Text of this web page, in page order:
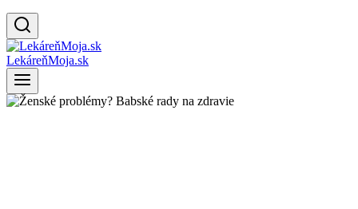
LekáreňMoja.sk